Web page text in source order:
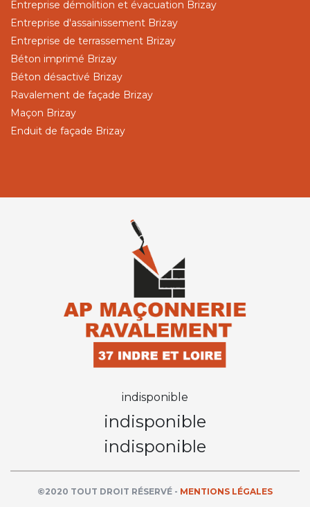
Entreprise démolition et évacuation Brizay
Entreprise d'assainissement Brizay
Entreprise de terrassement Brizay
Béton imprimé Brizay
Béton désactivé Brizay
Ravalement de façade Brizay
Maçon Brizay
Enduit de façade Brizay
indisponible
indisponible
indisponible
©2020 TOUT DROIT RÉSERVÉ - MENTIONS LÉGALES